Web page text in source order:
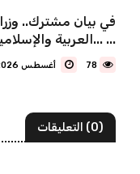
في بيان مشترك..
العربية والإسلامية يدينون ويس... ...
78
(0) التعليقات